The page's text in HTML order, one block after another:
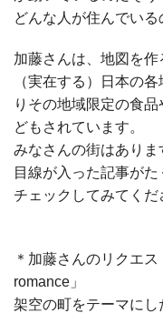
どんな人が住んでいる
加藤さんは、地図を作
（実在する）日本の
りその地域限定の食
どもされています。
みなさんの街はあり
目線が入った記事が
チェックしてみてくだ
＊加藤さんのリクエ
romance」
架空の町をテーマに